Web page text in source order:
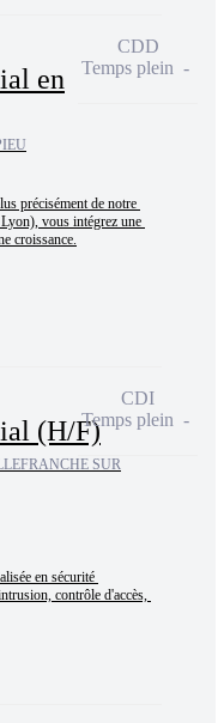
en
précisément de notre
vous intégrez une
croissance.
CDD
Temps plein
(H/F)
SUR
en sécurité
contrôle d'accès,
CDI
Temps plein